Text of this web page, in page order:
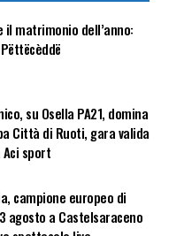
il matrimonio dell’anno:
su Osella PA21, domina
Città di Ruoti, gara valida
sport
campione europeo di
agosto a Castelsaraceno